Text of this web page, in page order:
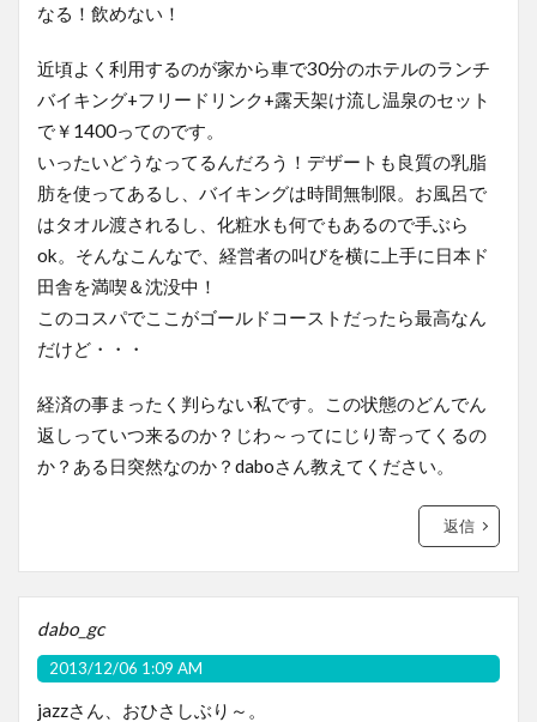
なる！飲めない！
近頃よく利用するのが家から車で30分のホテルのランチ
バイキング+フリードリンク+露天架け流し温泉のセット
で￥1400ってのです。
いったいどうなってるんだろう！デザートも良質の乳脂
肪を使ってあるし、バイキングは時間無制限。お風呂で
はタオル渡されるし、化粧水も何でもあるので手ぶら
ok。そんなこんなで、経営者の叫びを横に上手に日本ド
田舎を満喫＆沈没中！
このコスパでここがゴールドコーストだったら最高なん
だけど・・・
経済の事まったく判らない私です。この状態のどんでん
返しっていつ来るのか？じわ～ってにじり寄ってくるの
か？ある日突然なのか？daboさん教えてください。
返信
dabo_gc
2013/12/06 1:09 AM
jazzさん、おひさしぶり～。